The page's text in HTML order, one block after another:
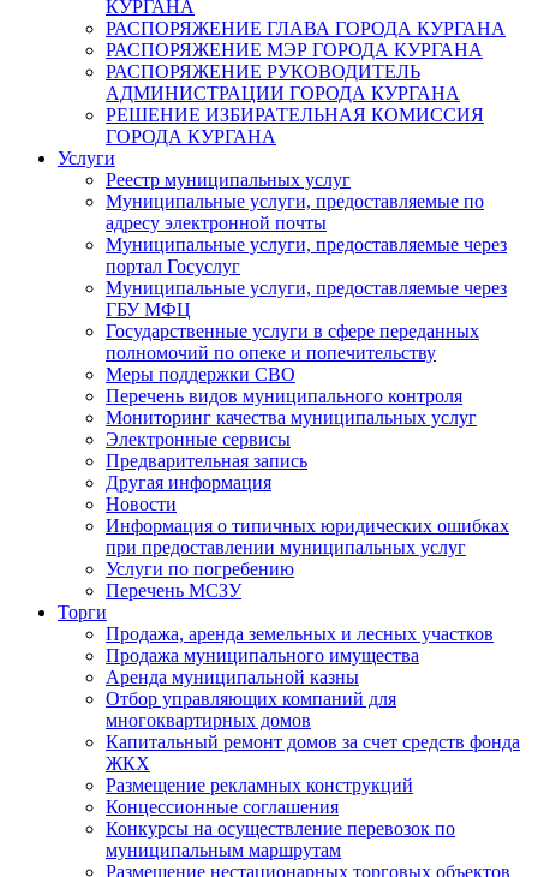
КУРГАНА
РАСПОРЯЖЕНИЕ ГЛАВА ГОРОДА КУРГАНА
РАСПОРЯЖЕНИЕ МЭР ГОРОДА КУРГАНА
РАСПОРЯЖЕНИЕ РУКОВОДИТЕЛЬ
АДМИНИСТРАЦИИ ГОРОДА КУРГАНА
РЕШЕНИЕ ИЗБИРАТЕЛЬНАЯ КОМИССИЯ
ГОРОДА КУРГАНА
Услуги
Реестр муниципальных услуг
Муниципальные услуги, предоставляемые по
адресу электронной почты
Муниципальные услуги, предоставляемые через
портал Госуслуг
Муниципальные услуги, предоставляемые через
ГБУ МФЦ
Государственные услуги в сфере переданных
полномочий по опеке и попечительству
Меры поддержки СВО
Перечень видов муниципального контроля
Мониторинг качества муниципальных услуг
Электронные сервисы
Предварительная запись
Другая информация
Новости
Информация о типичных юридических ошибках
при предоставлении муниципальных услуг
Услуги по погребению
Перечень МСЗУ
Торги
Продажа, аренда земельных и лесных участков
Продажа муниципального имущества
Аренда муниципальной казны
Отбор управляющих компаний для
многоквартирных домов
Капитальный ремонт домов за счет средств фонда
ЖКХ
Размещение рекламных конструкций
Концессионные соглашения
Конкурсы на осуществление перевозок по
муниципальным маршрутам
Размещение нестационарных торговых объектов